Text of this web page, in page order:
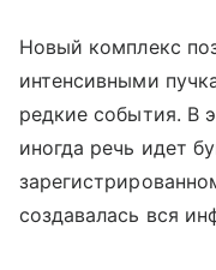
Новый комплекс
интенсивными
редкие события. В
иногда речь идет
создавалась вся